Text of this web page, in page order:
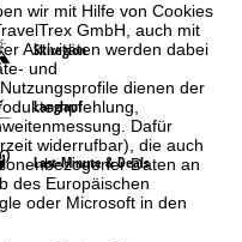
wir mit Hilfe von Cookies
GmbH, auch mit
Aktivitäten werden dabei
und
dienen der
Dafür
widerrufbar), die auch
Daten an
des Europäischen
oder Microsoft in den
Skiregion
Langlauf
Last-Minute & Deals